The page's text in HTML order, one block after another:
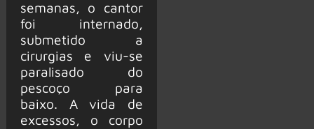
semanas, o cantor
foi internado,
submetido a
cirurgias e viu-se
paralisado do
pescoço para
baixo. A vida de
excessos, o corpo